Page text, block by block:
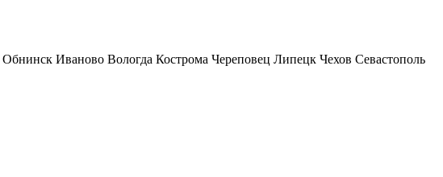
Обнинск Иваново Вологда Кострома Череповец Липецк Чехов Севастополь